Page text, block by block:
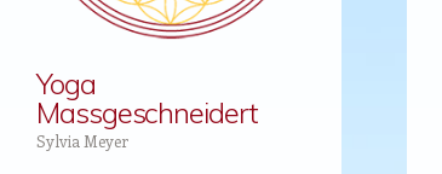
Yoga
Massgeschneidert
Sylvia Meyer